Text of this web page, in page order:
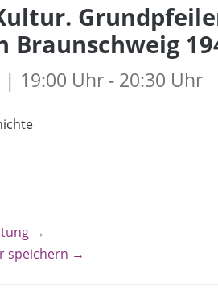
Braunschweig
19:00 Uhr - 20:30 Uhr
→
speichern →